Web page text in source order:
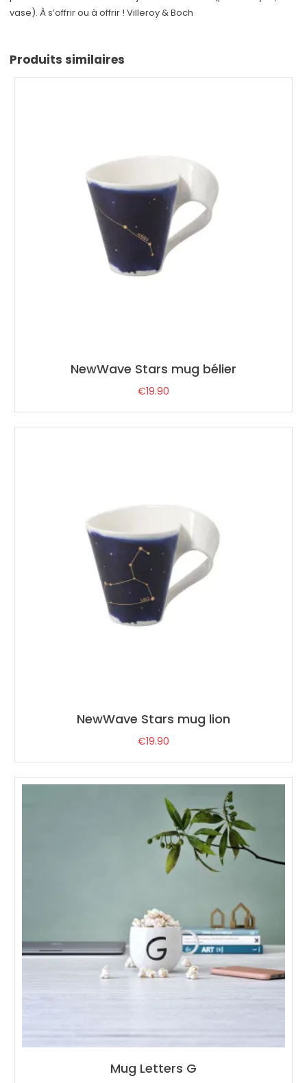
vase). À s’offrir ou à offrir ! Villeroy & Boch
Produits similaires
NewWave Stars mug bélier
€19.90
NewWave Stars mug lion
€19.90
Mug Letters G